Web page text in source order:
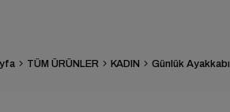
TÜM ÜRÜNLER KADIN Günlük Ayakkabı